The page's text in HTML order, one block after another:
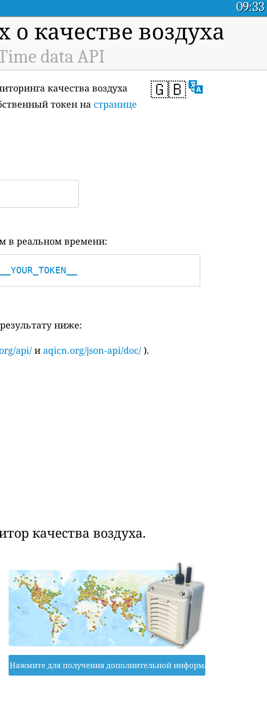
09:33
качестве воздуха
data API
🇬🇧
качества воздуха
токен на странице
в реальном времени:
ниже:
api/ и aqicn.org/json-api/doc/ ).
качества воздуха.
Нажмите для получения дополнительной информации